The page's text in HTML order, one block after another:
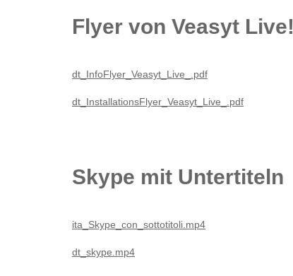
Flyer von Veasyt Live!
dt_InfoFlyer_Veasyt_Live_.pdf
dt_InstallationsFlyer_Veasyt_Live_.pdf
Skype mit Untertiteln
ita_Skype_con_sottotitoli.mp4
dt_skype.mp4